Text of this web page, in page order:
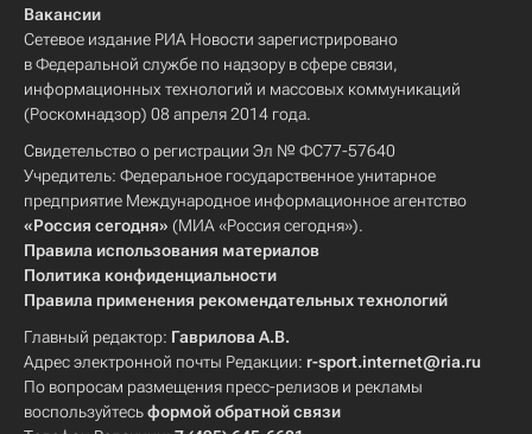
Вакансии
Сетевое издание РИА Новости зарегистрировано
в Федеральной службе по надзору в сфере связи,
информационных технологий и массовых коммуникаций
(Роскомнадзор) 08 апреля 2014 года.
Свидетельство о регистрации Эл № ФС77-57640
Учредитель: Федеральное государственное унитарное
предприятие Международное информационное агентство
«Россия сегодня» (МИА «Россия сегодня»).
Правила использования материалов
Политика конфиденциальности
Правила применения рекомендательных технологий
Главный редактор: Гаврилова А.В.
Адрес электронной почты Редакции: r-sport.internet@ria.ru
По вопросам размещения пресс-релизов и рекламы
воспользуйтесьформой обратной связи